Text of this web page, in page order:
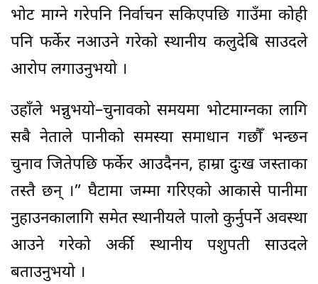
भोट माग्ने गरेपनि निर्वाचन सकिएपछि गाउँमा कोही
पनि फर्केर नआउने गरेको स्थानीय कलुदेबि साउदले
आरोप लगाउनुभयो ।
उहाँले भन्नुभयो–चुनावको समयमा भोटमाग्नका लागि
सबै नेताले पानीको समस्या समाधान गछौँ भन्छन
चुनाव जितेपछि फर्केर आउदैनन, हाम्रा दुःख जस्ताका
तस्तै छन् ।” घैटामा जम्मा गरिएको आकासे पानीमा
नुहाउनकालागि समेत स्थानीयले पालो कुर्नुपर्ने अवस्था
आउने गरेको अर्की स्थानीय पशुपती साउदले
बताउनुभयो ।